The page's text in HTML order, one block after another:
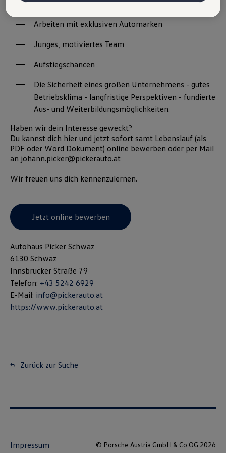
Gute Entlohnung
Arbeiten mit exklusiven Automarken
Junges, motiviertes Team
Aufstiegschancen
Die Sicherheit eines großen Unternehmens - gutes
Betriebsklima - langfristige Perspektiven - fundierte
Aus- und Weiterbildungsmöglichkeiten.
Haben wir dein Interesse geweckt?
Du kannst dich hier und jetzt sofort samt Lebenslauf (als
PDF oder Word Dokument) online bewerben oder per Mail
an johann.picker@pickerauto.at
Wir freuen uns dich kennenzulernen.
Jetzt online bewerben
Autohaus Picker Schwaz
6130 Schwaz
Innsbrucker Straße 79
Telefon: +43 5242 6929
E-Mail: info@pickerauto.at
https://www.pickerauto.at
Zurück zur Suche
Impressum © Porsche Austria GmbH & Co OG 2026
Sie in der Cookie-Richtlinie oder in den Cookie-Einstellungen. Sie
finden die Cookie-Einstellungen am Ende der Webseite.
verwendet um personalisierte Werbung auszuspielen. Sofern Sie über
können Ihre erzeugten Daten, sofern Sie dem explizit zugestimmt
Händler bzw. im Falle eines Porsche Betriebs, Porsche Inter Auto
GmbH & Co KG, eingesehen werden.
VW Cookie-Richtlinien